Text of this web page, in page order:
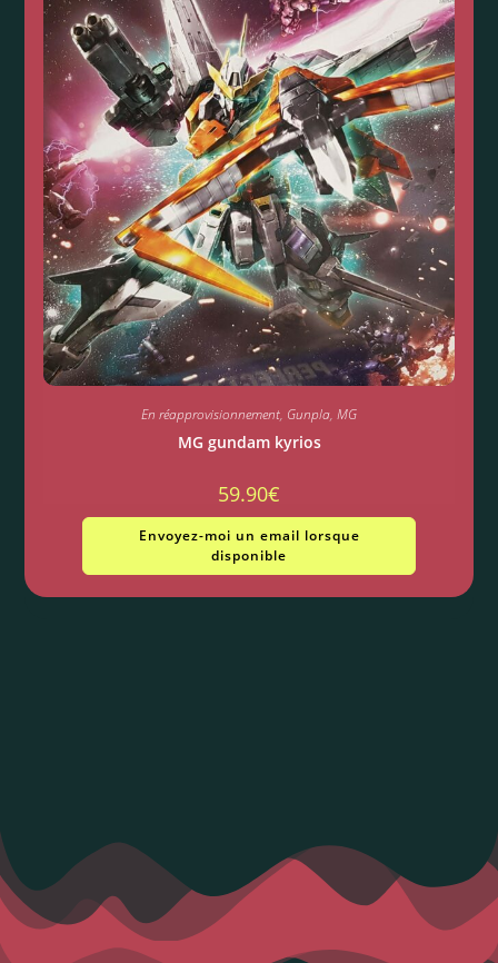
En réapprovisionnement, Gunpla, MG
MG gundam kyrios
59.90€
Envoyez-moi un email lorsque
disponible